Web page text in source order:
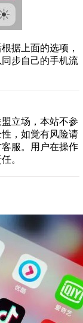
据上面的选项，
步自己的手机流
立场，本站不参
，如觉有风险请
服。用户在操作
。